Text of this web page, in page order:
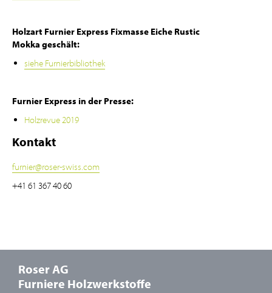
Holzart Furnier Express Fixmasse Eiche Rustic
Mokka geschält:
siehe Furnierbibliothek
Furnier Express in der Presse:
Holzrevue 2019
Kontakt
furnier@roser-swiss.com
+41 61 367 40 60
Roser AG
Furniere Holzwerkstoffe